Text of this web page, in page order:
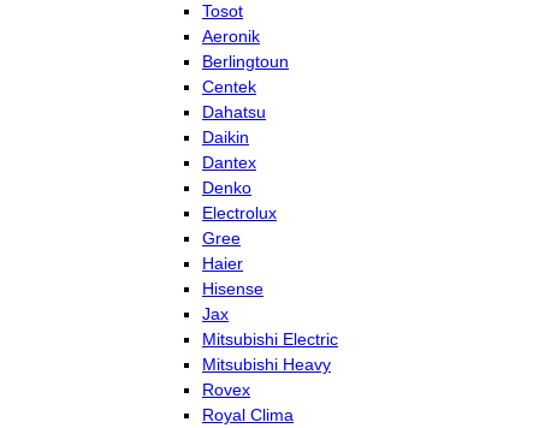
Tosot
Aeronik
Berlingtoun
Centek
Dahatsu
Daikin
Dantex
Denko
Electrolux
Gree
Haier
Hisense
Jax
Mitsubishi Electric
Mitsubishi Heavy
Rovex
Royal Clima